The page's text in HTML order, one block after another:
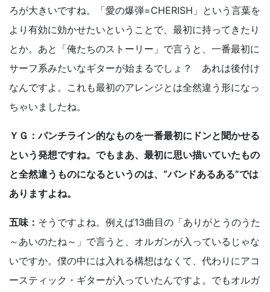
ろが大きいですね。「愛の爆弾=CHERISH」という言葉を
より有効に効かせたいということで、最初に持ってきたり
とか。あと「俺たちのストーリー」で言うと、一番最初に
サーフ系みたいなギターが始まるでしょ？ あれは後付け
なんですよ。これも最初のアレンジとは全然違う形になっ
ちゃいましたね。
ＹＧ：パンチライン的なものを一番最初にドンと聞かせる
という発想ですね。でもまあ、最初に思い描いていたもの
と全然違うものになるというのは、“バンドあるある”では
ありますよね。
五味： そうですよね。例えば13曲目の「ありがとうのうた
～あいのたね～」で言うと、オルガンが入っているじゃな
いですか。僕の中には入れる構想はなくて、代わりにアコ
ースティック・ギターが入っていたんですよ。でもオルガ